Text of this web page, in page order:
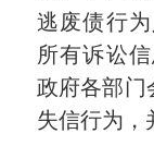
逃废债行
所有诉讼
政府各部门
失信行为，